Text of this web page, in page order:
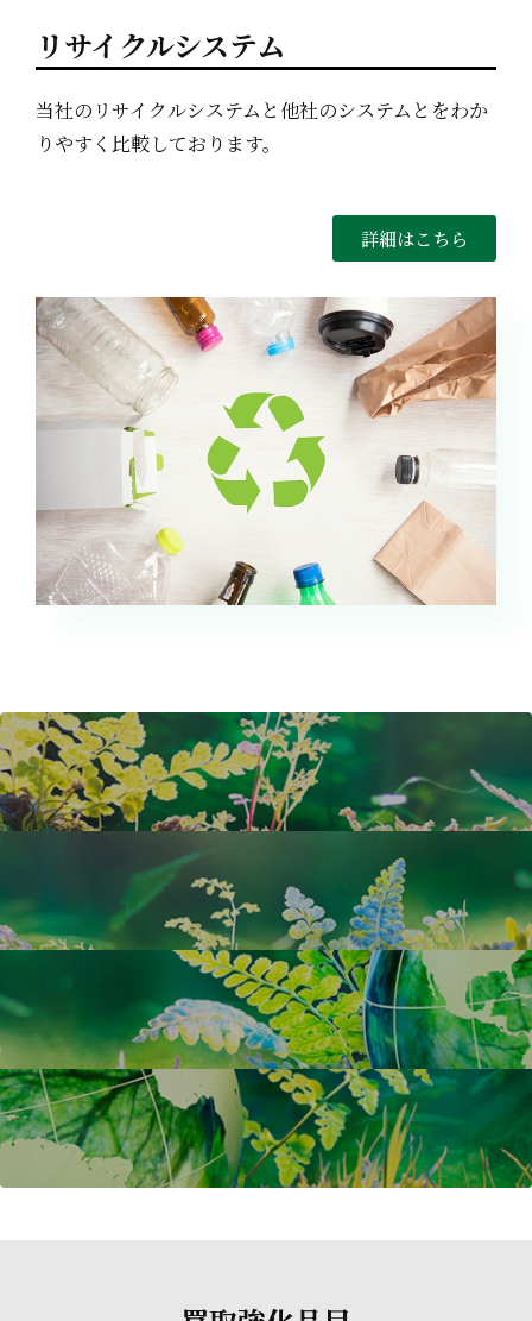
リサイクルシステム
当社のリサイクルシステムと他社のシステムとをわか
りやすく比較しております。
詳細はこちら